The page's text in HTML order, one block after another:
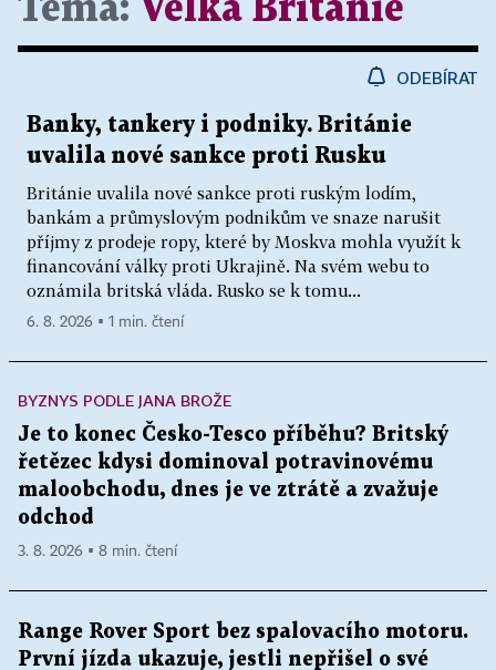
Téma: Velká Británie
ODEBÍRAT
Banky, tankery i podniky. Británie
uvalila nové sankce proti Rusku
Británie uvalila nové sankce proti ruským lodím,
bankám a průmyslovým podnikům ve snaze narušit
příjmy z prodeje ropy, které by Moskva mohla využít k
financování války proti Ukrajině. Na svém webu to
oznámila britská vláda. Rusko se k tomu...
6. 8. 2026 ▪ 1 min. čtení
BYZNYS PODLE JANA BROŽE
Je to konec Česko-Tesco příběhu? Britský
řetězec kdysi dominoval potravinovému
maloobchodu, dnes je ve ztrátě a zvažuje
odchod
3. 8. 2026 ▪ 8 min. čtení
Range Rover Sport bez spalovacího motoru.
První jízda ukazuje, jestli nepřišel o své